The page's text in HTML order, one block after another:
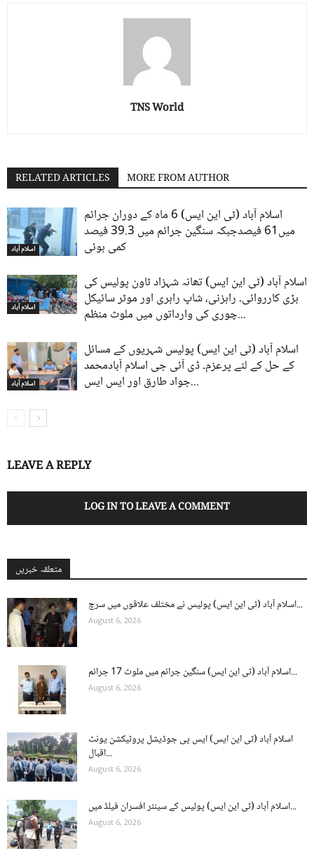
TNS World
RELATED ARTICLES MORE FROM AUTHOR
اسلام آباد
اسلام آباد (ٹی این ایس) 6 ماہ کے دوران جرائم
میں61 فیصدجبکہ سنگین جرائم میں 39.3 فیصد
کمی ہوئی
اسلام آباد
اسلام آباد (ٹی این ایس) تھانہ شہزاد ٹاون پولیس کی
بڑی کارروائی۔ راہزنی، شاپ رابری اور موٹر سائیکل
چوری کی وارداتوں میں ملوث منظم...
اسلام آباد
اسلام آباد (ٹی این ایس) پولیس شہریوں کے مسائل
کے حل کے لئے پرعزم۔ ڈی آئی جی اسلام آبادمحمد
جواد طارق اور ایس ایس...
LEAVE A REPLY
LOG IN TO LEAVE A COMMENT
متعلقہ خبریں
اسلام آباد (ٹی این ایس) پولیس نے مختلف علاقوں میں سرچ...
August 6, 2026
اسلام آباد (ٹی این ایس) سنگین جرائم میں ملوث 17 جرائم...
August 6, 2026
اسلام آباد (ٹی این ایس) ایس پی جوڈیشل پروٹیکشن یونٹ
اقبال...
August 6, 2026
اسلام آباد (ٹی این ایس) پولیس کے سینئر افسران فیلڈ میں...
August 6, 2026